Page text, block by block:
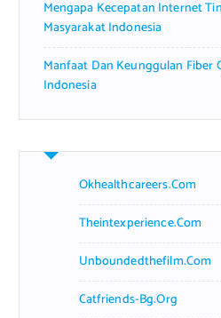
Mengapa Kecepatan Internet
Masyarakat Indonesia
Manfaat Dan Keunggulan Fiber
Indonesia
Okhealthcareers.com
Theintexperience.com
Unboundedthefilm.com
Catfriends-Bg.org